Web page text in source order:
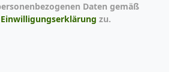
Daten gemäß
zu.